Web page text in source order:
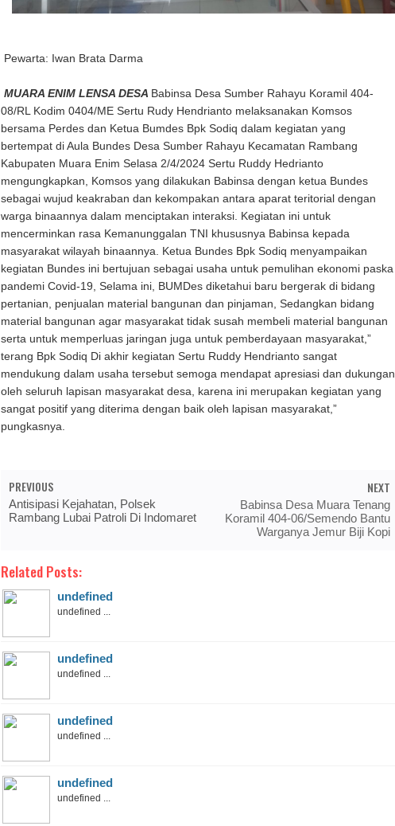
Pewarta: Iwan Brata Darma
MUARA ENIM LENSA DESA Babinsa Desa Sumber Rahayu Koramil 404-
08/RL Kodim 0404/ME Sertu Rudy Hendrianto melaksanakan Komsos
bersama Perdes dan Ketua Bumdes Bpk Sodiq dalam kegiatan yang
bertempat di Aula Bundes Desa Sumber Rahayu Kecamatan Rambang
Kabupaten Muara Enim Selasa 2/4/2024 Sertu Ruddy Hedrianto
mengungkapkan, Komsos yang dilakukan Babinsa dengan ketua Bundes
sebagai wujud keakraban dan kekompakan antara aparat teritorial dengan
warga binaannya dalam menciptakan interaksi. Kegiatan ini untuk
mencerminkan rasa Kemanunggalan TNI khususnya Babinsa kepada
masyarakat wilayah binaannya. Ketua Bundes Bpk Sodiq menyampaikan
kegiatan Bundes ini bertujuan sebagai usaha untuk pemulihan ekonomi paska
pandemi Covid-19, Selama ini, BUMDes diketahui baru bergerak di bidang
pertanian, penjualan material bangunan dan pinjaman, Sedangkan bidang
material bangunan agar masyarakat tidak susah membeli material bangunan
serta untuk memperluas jaringan juga untuk pemberdayaan masyarakat,”
terang Bpk Sodiq Di akhir kegiatan Sertu Ruddy Hendrianto sangat
mendukung dalam usaha tersebut semoga mendapat apresiasi dan dukungan
oleh seluruh lapisan masyarakat desa, karena ini merupakan kegiatan yang
sangat positif yang diterima dengan baik oleh lapisan masyarakat,”
pungkasnya.
PREVIOUS
Antisipasi Kejahatan, Polsek
Rambang Lubai Patroli Di Indomaret
NEXT
Babinsa Desa Muara Tenang
Koramil 404-06/Semendo Bantu
Warganya Jemur Biji Kopi
Related Posts:
undefined
undefined ...
undefined
undefined ...
undefined
undefined ...
undefined
undefined ...